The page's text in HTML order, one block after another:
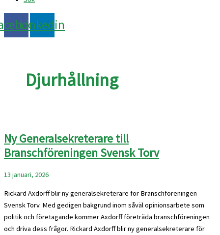
Linkedin
Djurhållning
Ny Generalsekreterare till
Branschföreningen Svensk Torv
13 januari, 2026
Rickard Axdorff blir ny generalsekreterare för Branschföreningen
Svensk Torv. Med gedigen bakgrund inom såväl opinionsarbete som
politik och företagande kommer Axdorff företräda branschföreningen
och driva dess frågor. Rickard Axdorff blir ny generalsekreterare för